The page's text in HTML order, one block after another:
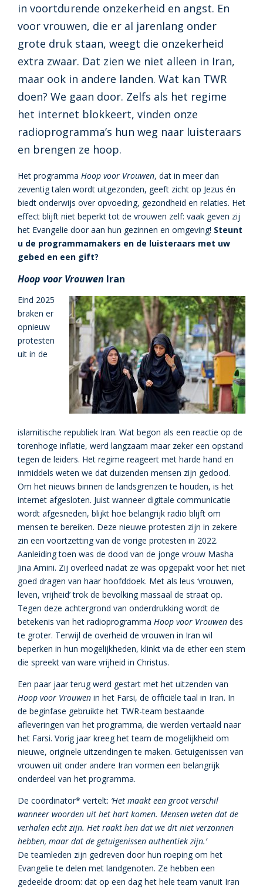
in voortdurende onzekerheid en angst. En
voor vrouwen, die er al jarenlang onder
grote druk staan, weegt die onzekerheid
extra zwaar. Dat zien we niet alleen in Iran,
maar ook in andere landen. Wat kan TWR
doen? We gaan door. Zelfs als het regime
het internet blokkeert, vinden onze
radioprogramma’s hun weg naar luisteraars
en brengen ze hoop.
Het programma Hoop voor Vrouwen, dat in meer dan
zeventig talen wordt uitgezonden, geeft zicht op Jezus én
biedt onderwijs over opvoeding, gezondheid en relaties. Het
effect blijft niet beperkt tot de vrouwen zelf: vaak geven zij
het Evangelie door aan hun gezinnen en omgeving! Steunt
u de programmamakers en de luisteraars met uw
gebed en een gift?
Hoop voor Vrouwen Iran
Eind 2025
braken er
opnieuw
protesten
uit in de
islamitische republiek Iran. Wat begon als een reactie op de
torenhoge inflatie, werd langzaam maar zeker een opstand
tegen de leiders. Het regime reageert met harde hand en
inmiddels weten we dat duizenden mensen zijn gedood.
Om het nieuws binnen de landsgrenzen te houden, is het
internet afgesloten. Juist wanneer digitale communicatie
wordt afgesneden, blijkt hoe belangrijk radio blijft om
mensen te bereiken. Deze nieuwe protesten zijn in zekere
zin een voortzetting van de vorige protesten in 2022.
Aanleiding toen was de dood van de jonge vrouw Masha
Jina Amini. Zij overleed nadat ze was opgepakt voor het niet
goed dragen van haar hoofddoek. Met als leus ‘vrouwen,
leven, vrijheid’ trok de bevolking massaal de straat op.
Tegen deze achtergrond van onderdrukking wordt de
betekenis van het radioprogramma Hoop voor Vrouwen des
te groter. Terwijl de overheid de vrouwen in Iran wil
beperken in hun mogelijkheden, klinkt via de ether een stem
die spreekt van ware vrijheid in Christus.
Een paar jaar terug werd gestart met het uitzenden van
Hoop voor Vrouwen in het Farsi, de officiële taal in Iran. In
de beginfase gebruikte het TWR-team bestaande
afleveringen van het programma, die werden vertaald naar
het Farsi. Vorig jaar kreeg het team de mogelijkheid om
nieuwe, originele uitzendingen te maken. Getuigenissen van
vrouwen uit onder andere Iran vormen een belangrijk
onderdeel van het programma.
De coördinator* vertelt: ‘Het maakt een groot verschil
wanneer woorden uit het hart komen. Mensen weten dat de
verhalen echt zijn. Het raakt hen dat we dit niet verzonnen
hebben, maar dat de getuigenissen authentiek zijn.’
De teamleden zijn gedreven door hun roeping om het
Evangelie te delen met landgenoten. Ze hebben een
gedeelde droom: dat op een dag het hele team vanuit Iran